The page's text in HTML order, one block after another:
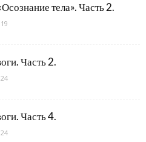
тела». Часть 2.
Часть 2.
Часть 4.